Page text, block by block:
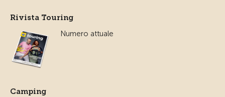
Rivista Touring
Numero attuale
Camping